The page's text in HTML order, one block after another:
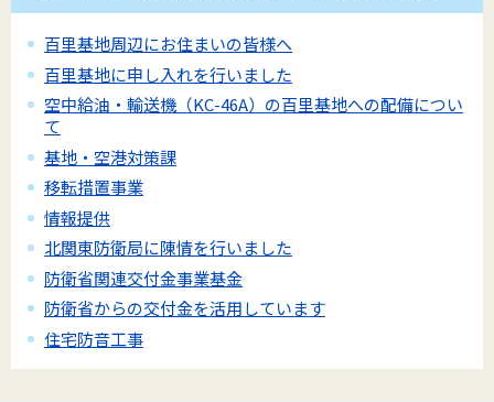
百里基地周辺にお住まいの皆様へ
百里基地に申し入れを行いました
空中給油・輸送機（KC-46A）の百里基地への配備につい
て
基地・空港対策課
移転措置事業
情報提供
北関東防衛局に陳情を行いました
防衛省関連交付金事業基金
防衛省からの交付金を活用しています
住宅防音工事